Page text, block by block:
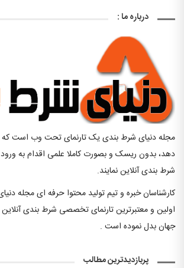
درباره ما :
مجله دنیای شرط بندی یک تارنمای تحت وب است که
دهد، بدون ریسک و بصورت کاملا علمی اقدام به
شرط بندی آنلاین نمایند.
کارشناسان خبره و تیم تولید محتوا حرفه ای مجله
اولین و معتبرترین تارنمای تخصصی شرط بندی آنلاین
جهان بدل نموده است .
پربازدیدترین مطالب